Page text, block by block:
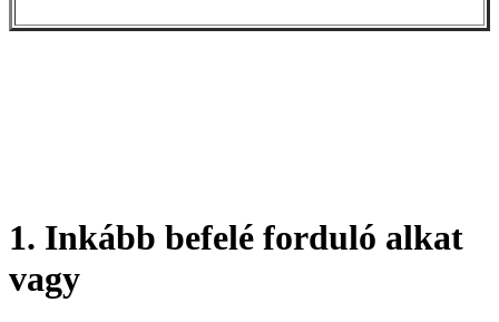
1. Inkább befelé forduló alkat
vagy